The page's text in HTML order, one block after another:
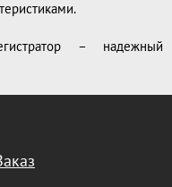
– надежный